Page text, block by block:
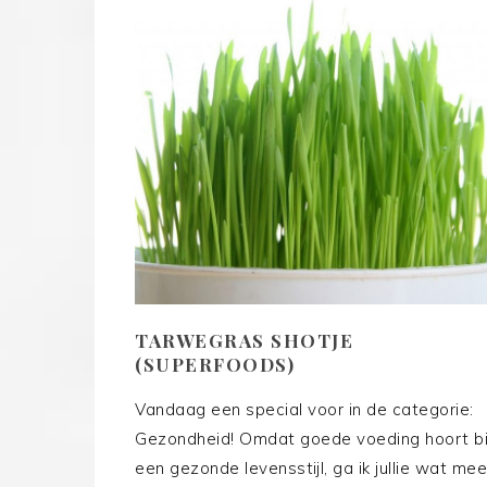
TARWEGRAS SHOTJE
(SUPERFOODS)
Vandaag een special voor in de categorie:
Gezondheid! Omdat goede voeding hoort
een gezonde levensstijl, ga ik jullie wat